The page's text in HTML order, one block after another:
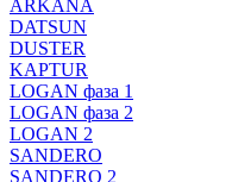
ARKANA
DATSUN
DUSTER
KAPTUR
LOGAN фаза 1
LOGAN фаза 2
LOGAN 2
SANDERO
SANDERO 2